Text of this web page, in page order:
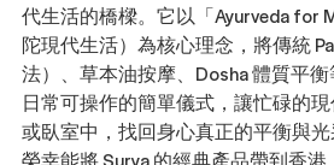
代生活的橋樑。它以「Ayurveda for
陀現代生活）為核心理念，將傳統
法）、草本油按摩、Dosha 體質平
日常可操作的簡單儀式，讓忙碌的
或臥室中，找回身心真正的平衡與
榮幸能將 Surya 的經典產品帶到香港